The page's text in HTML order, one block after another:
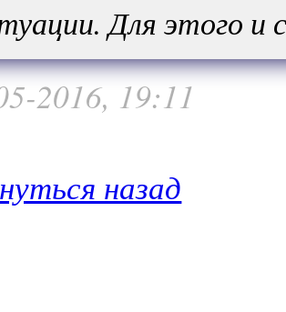
Для этого и
2016, 19:11
назад